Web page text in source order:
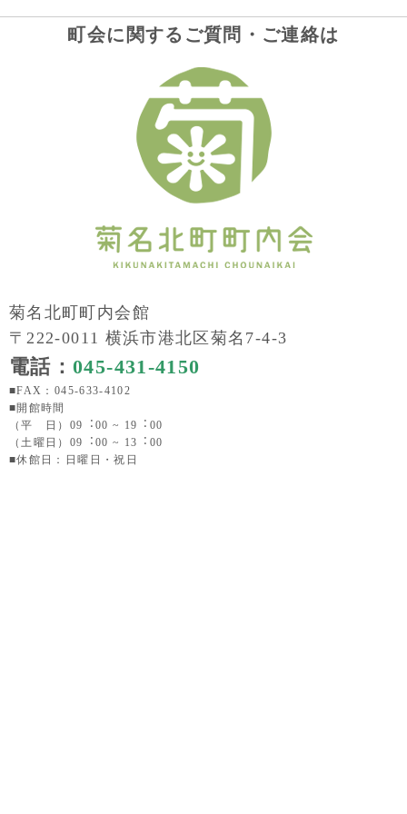
町会に関するご質問・ご連絡は
菊名北町町内会館
〒222-0011 横浜市港北区菊名7-4-3
電話：045-431-4150
■FAX：045-633-4102
■開館時間
（平 日）09︓00 ~ 19︓00
（土曜日）09︓00 ~ 13︓00
■休館日：日曜日・祝日